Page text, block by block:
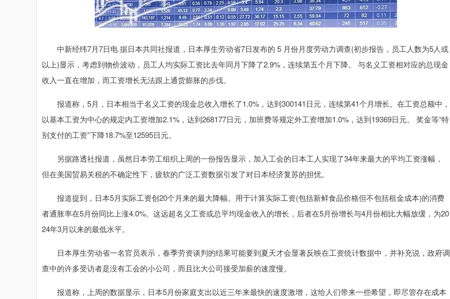
中新经纬7月7日电 据日本共同社报道，日本厚生劳动省7日发布的 5 月份月度劳动力调查(初步报告，员工人数为5人或
以上)显示，考虑到物价波动，员工人均实际工资比去年同月下降了2.9%，连续第五个月下降。 与名义工资相对应的总现金
收入一直在增加，而工资增长无法跟上通货膨胀的步伐。
报道称，5月，日本相当于名义工资的现金总收入增长了1.0%，达到300141日元，连续第41个月增长。在工资总额中，
以基本工资为中心的规定内工资增加2.1%，达到268177日元，加班费等规定外工资增加1.0%，达到19369日元。 奖金等“特
别支付的工资”下降18.7%至12595日元。
另据路透社报道，虽然日本劳工组织上周的一份报告显示，加入工会的日本工人实现了34年来最大的平均工资涨幅，
但在美国贸易关税的不确定性下，疲软的广泛工资数据引发了对日本经济复苏的担忧。
报道提到，日本5月实际工资创20个月来的最大降幅。用于计算实际工资(包括新鲜食品价格但不包括租金成本)的消费
者通胀率在5月份同比上涨4.0%。这远超名义工资或总平均现金收入的增长，后者在5月份增长与4月份相比大幅放缓，为20
24年3月以来的最低水平。
日本厚生劳动省一名官员表示，春季劳资谈判的结果可能要到夏天才会显著反映在工资统计数据中，并补充说，政府调
查中的许多受访者是没有工会的小公司，而且比大公司接受加薪的速度慢。
报道称，上周的数据显示，日本5月份家庭支出以近三年来最快的速度激增，这给人们带来一些希望，即尽管存在成本